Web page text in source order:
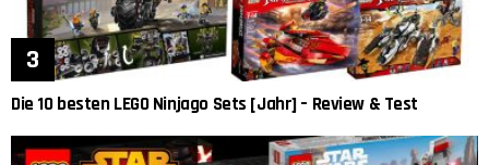
Die 10 besten LEGO Ninjago Sets [Jahr] – Review & Test